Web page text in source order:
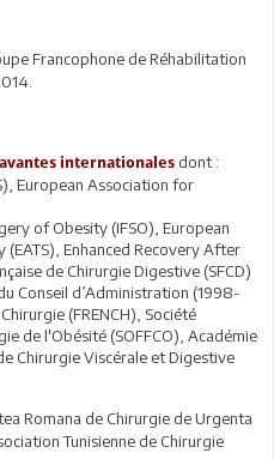
Francophone de Réhabilitation
internationales dont :
European Association for
of Obesity (IFSO), European
Enhanced Recovery After
de Chirurgie Digestive (SFCD)
Conseil d’Administration (1998-
(FRENCH), Société
de l'Obésité (SOFFCO), Académie
Chirurgie Viscérale et Digestive
Romana de Chirurgie de Urgenta
Tunisienne de Chirurgie